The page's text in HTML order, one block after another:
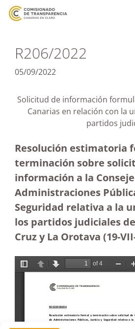
R206/2022
05/09/2022
Solicitud de información
Canarias en relación con la
partidos
Resolución estimatoria
terminación sobre
información a la
Administraciones
Seguridad relativa a la
los partidos judiciales
Cruz y La Orotava (19-